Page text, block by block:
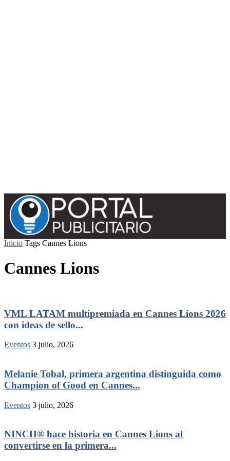
Inicio Tags Cannes Lions
Cannes Lions
VML LATAM multipremiada en Cannes Lions 2026
con ideas de sello...
Eventos 3 julio, 2026
Melanie Tobal, primera argentina distinguida como
Champion of Good en Cannes...
Eventos 3 julio, 2026
NINCH® hace historia en Cannes Lions al
convertirse en la primera...